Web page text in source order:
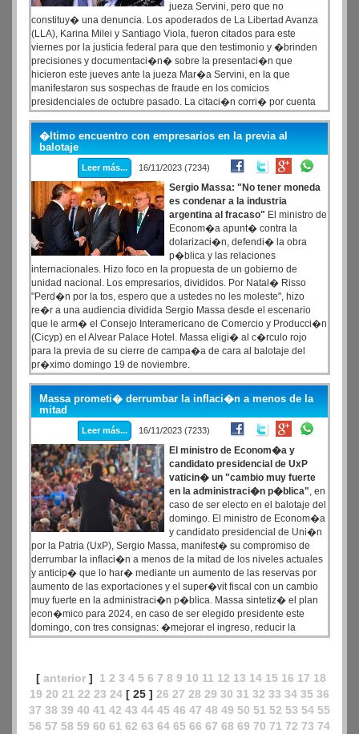
jueza Servini, pero que no
constituy� una denuncia. Los apoderados de La Libertad Avanza
(LLA), Karina Milei y Santiago Viola, fueron citados para este
viernes por la justicia federal para que den testimonio y �brinden
precisiones y documentaci�n� sobre la presentaci�n que
hicieron este jueves ante la jueza Mar�a Servini, en la que
manifestaron sus sospechas de fraude en los comicios
presidenciales de octubre pasado. La citaci�n corri� por cuenta
del fiscal electoral Ramiro Gonz�lez, con el objetivo de que Milei y
Viola aporten datos concretos sobre lo expresado ante Servini
�ltimo encuentro con empresarios en la previa al
balotaje
Leer más... 16/11/2023 (7234)
Sergio Massa: "No tener moneda
es condenar a la industria
argentina al fracaso" El ministro de
Econom�a apunt� contra la
dolarizaci�n, defendi� la obra
p�blica y las relaciones
internacionales. Hizo foco en la propuesta de un gobierno de
unidad nacional. Los empresarios, divididos. Por Natal� Risso
"Perd�n por la tos, espero que a ustedes no les moleste", hizo
re�r a una audiencia dividida Sergio Massa desde el escenario
que le arm� el Consejo Interamericano de Comercio y Producci�n
(Cicyp) en el Alvear Palace Hotel. Massa eligi� al c�rculo rojo
para la previa de su cierre de campa�a de cara al balotaje del
pr�ximo domingo 19 de noviembre.
Massa prometi� derrumbar la inflaci�n a menos de la
mitad
Leer más... 16/11/2023 (7233)
El ministro de Econom�a y
candidato presidencial de UxP
vaticin� un "cambio muy fuerte
en la administraci�n p�blica", en
caso de ser electo en el balotaje del
domingo. El ministro de Econom�a
y candidato presidencial de Uni�n
por la Patria (UxP), Sergio Massa, manifest� su compromiso de
derrumbar la inflaci�n a menos de la mitad de los niveles actuales
y anticip� que lo har� mediante un aumento de las reservas por
aumento de las exportaciones y el super�vit fiscal con un cambio
muy fuerte en la administraci�n p�blica. Massa sintetiz� el plan
econ�mico para 2024, en caso de ser elegido presidente este
domingo, con tres consignas: �mejorar el ingreso, reducir la
inflaci�n y conseguir super�vit fiscal� y sostuvo que el primero
manera mejorar el poder adquisitivo de la poblaci�n.
[ anterior ] 1 2 3 4 5 6 7 8 9 10 11 12 13 14 15 16 17 18
19 20 21 22 23 24 [ 25 ] 26 27 28 29 30 31 32 33 34 35 36
37 38 39 40 41 42 43 44 45 46 47 48 49 50 51 52 53 54 55
56 57 58 59 60 61 62 63 64 65 66 67 68 69 70 71 72 73 74